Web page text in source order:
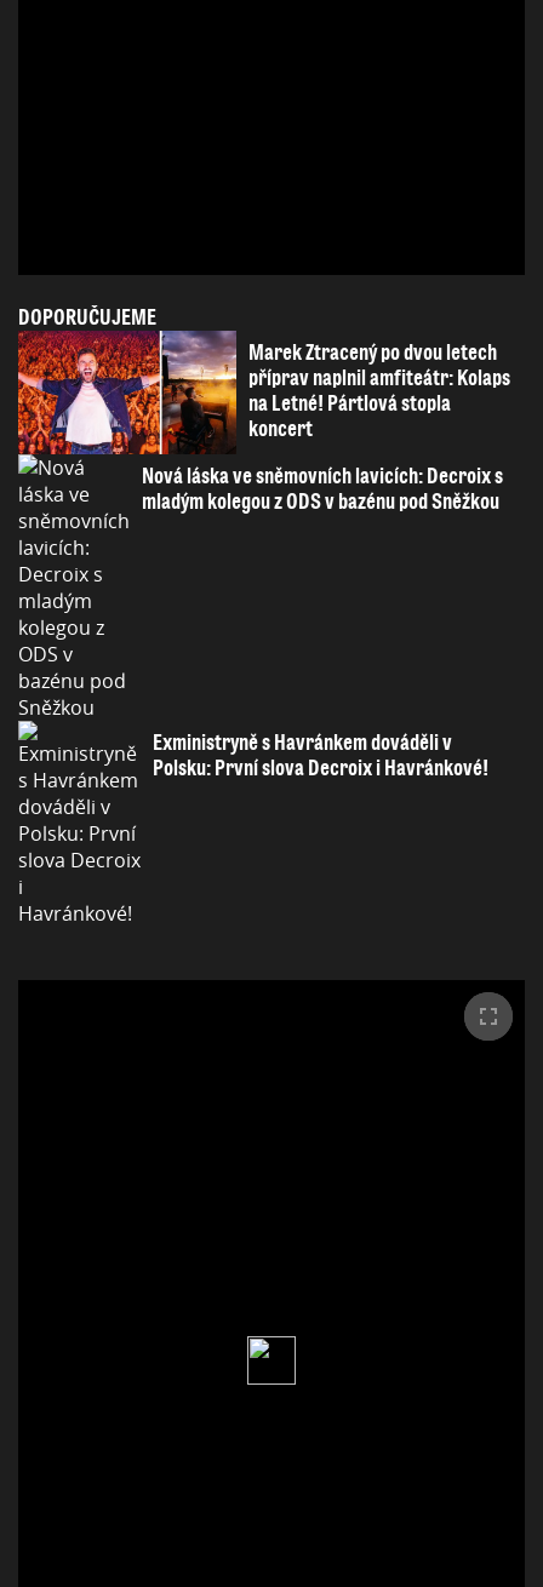
DOPORUČUJEME
Marek Ztracený po dvou letech
příprav naplnil amfiteátr: Kolaps
na Letné! Pártlová stopla
koncert
Nová láska ve sněmovních lavicích: Decroix s
mladým kolegou z ODS v bazénu pod Sněžkou
Exministryně s Havránkem dováděli v
Polsku: První slova Decroix i Havránkové!